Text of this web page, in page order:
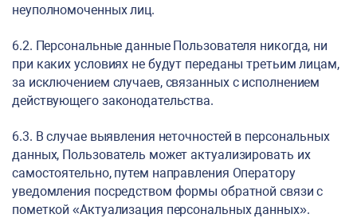
неуполномоченных лиц.
6.2. Персональные данные Пользователя никогда, ни
при каких условиях не будут переданы третьим лицам,
за исключением случаев, связанных с исполнением
действующего законодательства.
6.3. В случае выявления неточностей в персональных
данных, Пользователь может актуализировать их
самостоятельно, путем направления Оператору
уведомления посредством формы обратной связи с
пометкой «Актуализация персональных данных».